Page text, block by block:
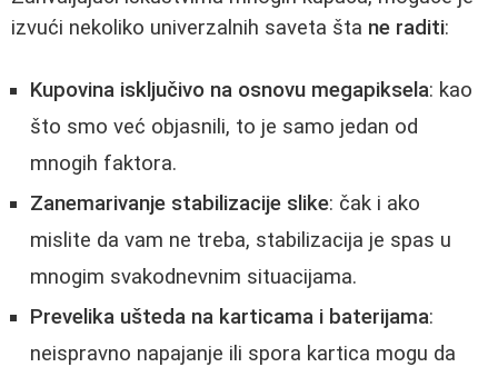
izvući nekoliko univerzalnih saveta šta ne raditi:
Kupovina isključivo na osnovu megapiksela: kao
što smo već objasnili, to je samo jedan od
mnogih faktora.
Zanemarivanje stabilizacije slike: čak i ako
mislite da vam ne treba, stabilizacija je spas u
mnogim svakodnevnim situacijama.
Prevelika ušteda na karticama i baterijama:
neispravno napajanje ili spora kartica mogu da